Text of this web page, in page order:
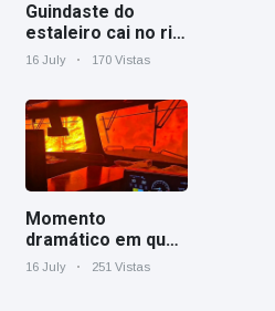
Guindaste do
estaleiro cai no rio
Cooper perto de
16 July 170 Vistas
Momento
dramático em que
um trem de carga
16 July 251 Vistas